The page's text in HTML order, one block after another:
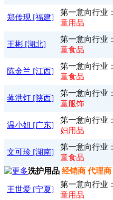
郑传现 [福建]
第一意向行业：
童用品
王彬 [湖北]
第一意向行业：
童食品
陈金兰 [江西]
第一意向行业：
童食品
蒋洪灯 [陕西]
第一意向行业：
童服饰
温小姐 [广东]
第一意向行业：
妇用品
文可珍 [湖南]
第一意向行业：
童食品
洗护用品 经销商 代理商
王世爱 [宁夏]
第一意向行业：
童用品